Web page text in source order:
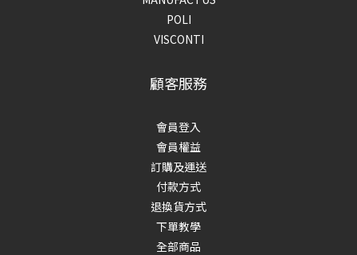
POLI
VISCONTI
顧客服務
會員登入
會員權益
訂購及運送
付款方式
退換貨方式
下單教學
全部商品